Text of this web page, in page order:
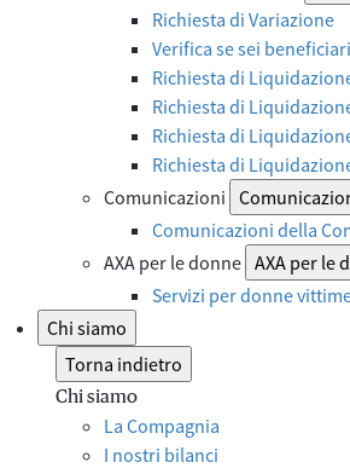
Richiesta di Variazione
Verifica se sei
Richiesta di
Richiesta di
Richiesta di
Richiesta di
Comunicazioni
Comunicazioni della
AXA per le donne AXA per le
Servizi per donne
Chi siamo
Torna indietro
Chi siamo
La Compagnia
I nostri bilanci